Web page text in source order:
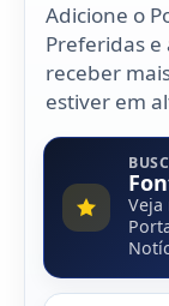
Adicione o
Preferidas
receber
estiver em
Veja